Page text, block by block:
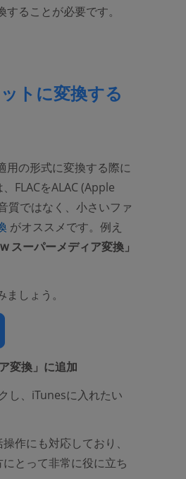
ることが必要です。
トに変換する
用の形式に変換する際に
FLACをALAC (Apple
質ではなく、小さいファ
(opens new window)
がオススメです。例え
スーパーメディア変換」
しょう。
変換」に追加
し、iTunesに入れたい
作にも対応しており、
とって非常に役に立ち